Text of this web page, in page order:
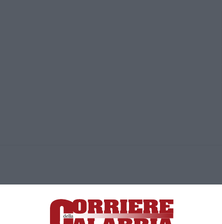
Lamezia Terme (CZ)
responsabile Paola Militano |Privacy